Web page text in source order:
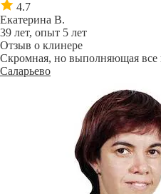
4.7
Екатерина В.
39 лет, опыт 5 лет
Отзыв о клинере
Скромная, но выполняющая все
Саларьево